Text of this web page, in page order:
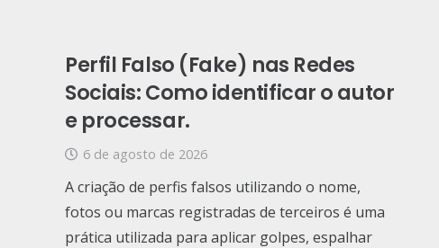
Perfil Falso (Fake) nas Redes
Sociais: Como identificar o autor
e processar.
6 de agosto de 2026
A criação de perfis falsos utilizando o nome,
fotos ou marcas registradas de terceiros é uma
prática utilizada para aplicar golpes, espalhar